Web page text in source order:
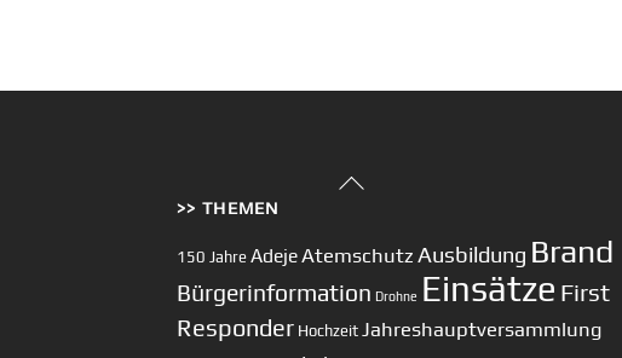
Back
>> THEMEN
150 Jahre AdejeAtemschutz Ausbildung Brand
Bürgerinformation Drohne Einsätze First
Responder Hochzeit Jahreshauptversammlung